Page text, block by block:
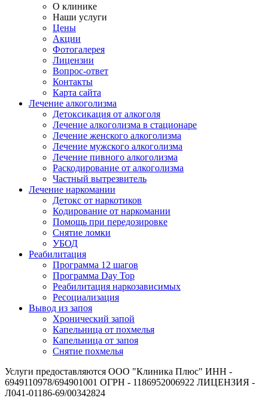
О клинике
Наши услуги
Цены
Акции
Фотогалерея
Лицензии
Вопрос-ответ
Контакты
Карта сайта
Лечение алкоголизма
Детоксикация от алкоголя
Лечение алкоголизма в стационаре
Лечение женского алкоголизма
Лечение мужского алкоголизма
Лечение пивного алкоголизма
Раскодирование от алкоголизма
Частный вытрезвитель
Лечение наркомании
Детокс от наркотиков
Кодирование от наркомании
Помощь при передозировке
Снятие ломки
УБОД
Реабилитация
Программа 12 шагов
Программа Day Top
Реабилитация наркозависимых
Ресоциализация
Вывод из запоя
Хронический запой
Капельница от похмелья
Капельница от запоя
Снятие похмелья
Услуги предоставляются ООО "Клиника Плюс" ИНН -
6949110978/694901001 ОГРН - 1186952006922 ЛИЦЕНЗИЯ -
Л041-01186-69/00342824